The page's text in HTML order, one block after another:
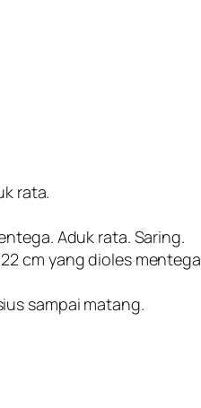
rata.
Aduk rata. Saring.
cm yang dioles mentega
sampai matang.